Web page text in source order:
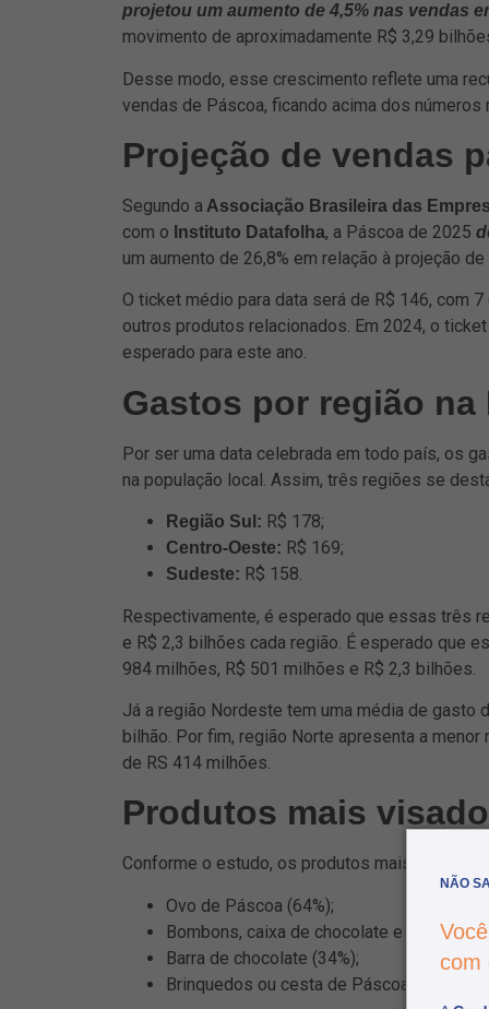
NÃO
com
projetou um aumento de 4,5% nas vendas
movimento de aproximadamente R$ 3,29
Desse modo, esse crescimento reflete uma
vendas de Páscoa, ficando acima dos números
Projeção de vendas
Segundo a Associação Brasileira das
com o Instituto Datafolha, a Páscoa de 2025
um aumento de 26,8% em relação à projeção de
O ticket médio para data será de R$ 146, com
outros produtos relacionados. Em 2024, o
esperado para este ano.
Gastos por região na
Por ser uma data celebrada em todo país, os
na população local. Assim, três regiões se
Região Sul: R$ 178;
Centro-Oeste: R$ 169;
Sudeste: R$ 158.
Respectivamente, é esperado que essas três
e R$ 2,3 bilhões cada região. É esperado que
984 milhões, R$ 501 milhões e R$ 2,3 bilhões.
Já a região Nordeste tem uma média de gasto
bilhão. Por fim, região Norte apresenta a
de RS 414 milhões.
Produtos mais
Conforme o estudo, os produtos mais
Ovo de Páscoa (64%);
Bombons, caixa de chocolate e trufas
Barra de chocolate (34%);
Brinquedos ou cesta de Páscoa (2%).